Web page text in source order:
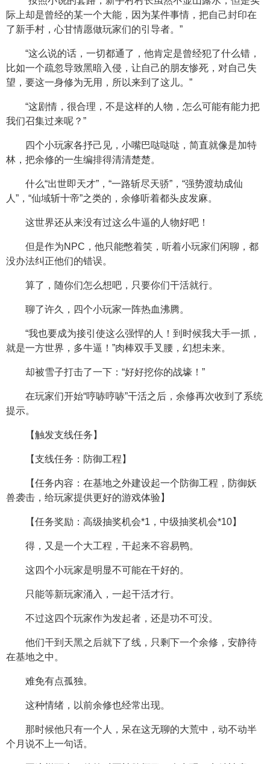
际上却是曾经的某一个大能，因为某件事情，把自己封印在
了新手村，心甘情愿做玩家们的引导者。”
“这么说的话，一切都通了，他肯定是曾经犯了什么错，
比如一个疏忽导致黑暗入侵，让自己的朋友惨死，对自己失
望，要这一身修为无用，所以来到了这儿。”
“这剧情，很合理，不是这样的人物，怎么可能有能力把
我们召集过来呢？”
四个小玩家各抒己见，小嘴巴哒哒哒，简直就像是加特
林，把余修的一生编排得清清楚楚。
什么“出世即天才”，“一路斩尽天骄”，“强势渡劫成仙
人”，“仙域斩十帝”之类的，余修听着都头皮发麻。
这世界还从来没有过这么牛逼的人物好吧！
但是作为NPC，他只能憋着笑，听着小玩家们闲聊，都
没办法纠正他们的错误。
算了，随你们怎么想吧，只要你们干活就行。
聊了许久，四个小玩家一阵热血沸腾。
“我也要成为接引使这么强悍的人！到时候我大手一抓，
就是一方世界，多牛逼！”肉棒双手叉腰，幻想未来。
却被雪子打击了一下：“好好挖你的战壕！”
在玩家们开始“哼哧哼哧”干活之后，余修再次收到了系统
提示。
【触发支线任务】
【支线任务：防御工程】
【任务内容：在基地之外建设起一个防御工程，防御妖
兽袭击，给玩家提供更好的游戏体验】
【任务奖励：高级抽奖机会*1，中级抽奖机会*10】
得，又是一个大工程，干起来不容易鸭。
这四个小玩家是明显不可能在干好的。
只能等新玩家涌入，一起干活才行。
不过这四个玩家作为发起者，还是功不可没。
他们干到天黑之后就下了线，只剩下一个余修，安静待
在基地之中。
难免有点孤独。
这种情绪，以前余修也经常出现。
那时候他只有一个人，呆在这无聊的大荒中，动不动半
个月说不上一句话。